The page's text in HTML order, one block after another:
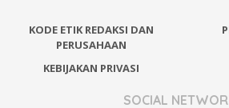
KODE ETIK REDAKSI DAN
PERUSAHAAN
KEBIJAKAN PRIVASI
SOCIAL